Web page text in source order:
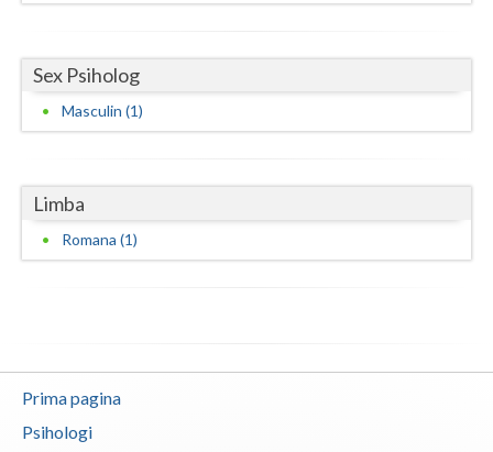
Sex Psiholog
Masculin (1)
Limba
Romana (1)
Prima pagina
Psihologi